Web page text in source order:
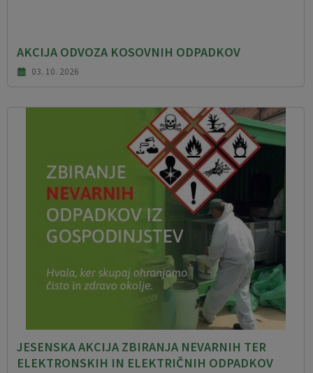
AKCIJA ODVOZA KOSOVNIH ODPADKOV
03. 10. 2026
JESENSKA AKCIJA ZBIRANJA NEVARNIH TER
ELEKTRONSKIH IN ELEKTRIČNIH ODPADKOV